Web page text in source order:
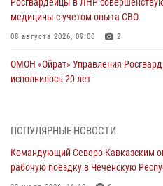
Росгвардейцы в ЛНР
медицины с учетом опыта СВО
08 августа 2026, 09:00 2
ОМОН «Ойрат» Управления
исполнилось 20 лет
Росгвардейцы обеспечили
08 августа 2026, 07:00
ПОПУЛЯРНЫЕ НОВОСТИ
Командующий Северо-Кавказским
рабочую поездку в Чеченскую